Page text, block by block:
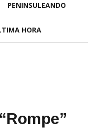
PENINSULEANDO
HORA